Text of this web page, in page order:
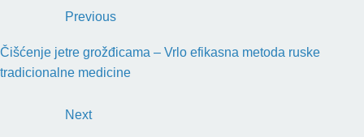
Previous
Čišćenje jetre grožđicama – Vrlo efikasna metoda ruske
tradicionalne medicine
Next